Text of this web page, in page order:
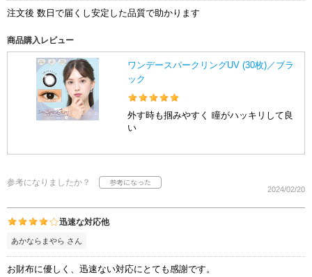
注文後 数日で届くし安定した品質で助かります
商品購入レビュー
ワンデースパークリングUV (30枚)／ブラ
ック
外す時も掴みやすく 瞳がハッキリして良
い
参考になりましたか？
2024/02/20
迅速な対応他
あかならまやら さん
お財布に優しく、迅速ない対応にとても感謝です。